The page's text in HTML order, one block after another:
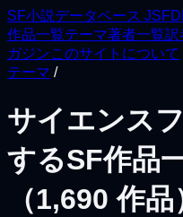
SF小説データベース
作品一覧テーマ著者一覧訳
ガジンこのサイトについて
テーマ /
サイエンス
するSF作品
（1,690 作品